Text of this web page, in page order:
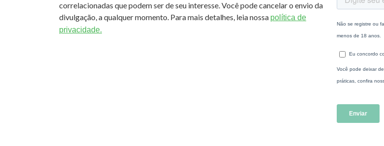
correlacionadas que podem ser de seu interesse. Você pode cancelar o envio da
divulgação, a qualquer momento. Para mais detalhes, leia nossa política de
privacidade.